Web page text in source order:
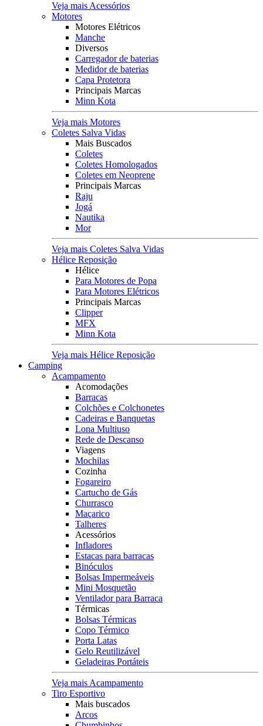
Veja mais Acessórios
Motores
Motores Elétricos
Manche
Diversos
Carregador de baterias
Medidor de baterias
Capa Protetora
Principais Marcas
Minn Kota
Veja mais Motores
Coletes Salva Vidas
Mais Buscados
Coletes
Coletes Homologados
Coletes em Neoprene
Principais Marcas
Raju
Jogá
Nautika
Mor
Veja mais Coletes Salva Vidas
Hélice Reposição
Hélice
Para Motores de Popa
Para Motores Elétricos
Principais Marcas
Clipper
MFX
Minn Kota
Veja mais Hélice Reposição
Camping
Acampamento
Acomodações
Barracas
Colchões e Colchonetes
Cadeiras e Banquetas
Lona Multiuso
Rede de Descanso
Viagens
Mochilas
Cozinha
Fogareiro
Cartucho de Gás
Churrasco
Maçarico
Talheres
Acessórios
Infladores
Estacas para barracas
Binóculos
Bolsas Impermeáveis
Mini Mosquetão
Ventilador para Barraca
Térmicas
Bolsas Térmicas
Copo Térmico
Porta Latas
Gelo Reutilizável
Geladeiras Portáteis
Veja mais Acampamento
Tiro Esportivo
Mais buscados
Arcos